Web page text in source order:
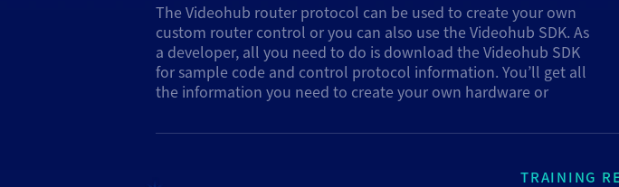
The Videohub router protocol can be used to create your own
custom router control or you can also use the Videohub SDK. As
a developer, all you need to do is download the Videohub SDK
for sample code and control protocol information. You’ll get all
the information you need to create your own hardware or
software remote control. You can also use the RS-422 protocol
to control Videohub as a slave device for router crosspoint
switching, or even use telnet instructions from your computer!
There are multiple ways you can integrate Blackmagic Design's
TRAINING